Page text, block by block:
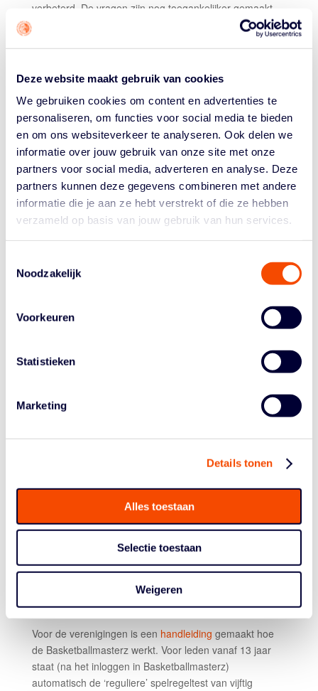
Deze website maakt gebruik van cookies
We gebruiken cookies om content en advertenties te
personaliseren, om functies voor social media te bieden
en om ons websiteverkeer te analyseren. Ook delen we
informatie over jouw gebruik van onze site met onze
partners voor social media, adverteren en analyse. Deze
partners kunnen deze gegevens combineren met andere
informatie die je aan ze hebt verstrekt of die ze hebben
verzameld op basis van jouw gebruik van hun services.
Noodzakelijk
Voorkeuren
Statistieken
Marketing
Details tonen
Alles toestaan
Selectie toestaan
Weigeren
verbeterd. De vragen zijn nog toegankelijker gemaakt
voor de jeugd, waarbij alleen dat wat voor deze
die zelden voorkomen, zijn verwijderd of aangepast.
Ook de opzet van het testen is vernieuwd. Voorheen
was er één testmogelijkheid, waarbij vijf levels moesten
worden doorlopen, waarna een eindtoets volgde. De
nieuwe opzet heeft vier levels en een eindtoets. De
spelregelmodule bestaat daardoor nog maar uit vijftig
vragen, in plaats van zeventig.
Spelregelavond en verkorte module
zij de testen op Basketballmasterz gingen doen. Om
verenigingen beter te faciliteren, hebben we een
deze bijeenkomsten. Daarmee kunnen verenigingen
hun leden nog beter informeren en voorbereiden op de
Om verenigingen te stimuleren zo’n spelregelavond te
organiseren én de druk op verplichte deelname weg te
halen, is er nu een nieuwe mogelijkheid om het
spelers, coaches of toeschouwers een
spelregelbijeenkomst organiseren, kunnen – zonder dat
opgeven voor de verkorte spelregelmodule en de
Tot slot is op het vernieuwde platform ook een
Engelstalige versie van de spelregeltest te vinden.
‘Internationale’ leden van een vereniging kunnen op die
Speciale handleiding voor verenigingen
Voor de verenigingen is een handleiding gemaakt hoe
de Basketballmasterz werkt. Voor leden vanaf 13 jaar
staat (na het inloggen in Basketballmasterz)
automatisch de ‘reguliere’ spelregeltest van vijftig